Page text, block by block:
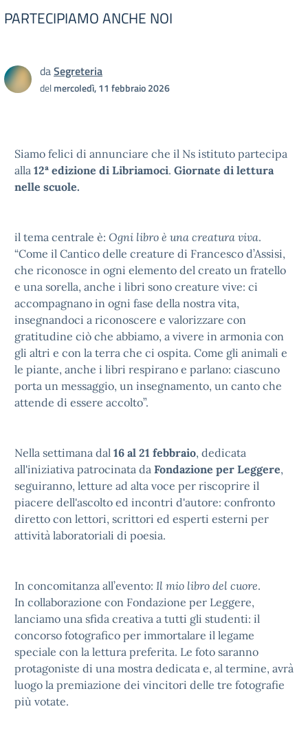
PARTECIPIAMO ANCHE NOI
daSegreteria
delmercoledì, 11 febbraio 2026
Siamo felici di annunciare che il Ns istituto partecipa
alla 12ª edizione di Libriamoci. Giornate di lettura
nelle scuole.
il tema centrale è: Ogni libro è una creatura viva.
“Come il Cantico delle creature di Francesco d’Assisi,
che riconosce in ogni elemento del creato un fratello
e una sorella, anche i libri sono creature vive: ci
accompagnano in ogni fase della nostra vita,
insegnandoci a riconoscere e valorizzare con
gratitudine ciò che abbiamo, a vivere in armonia con
gli altri e con la terra che ci ospita. Come gli animali e
le piante, anche i libri respirano e parlano: ciascuno
porta un messaggio, un insegnamento, un canto che
attende di essere accolto”.
Nella settimana dal 16 al 21 febbraio, dedicata
all'iniziativa patrocinata da Fondazione per Leggere,
seguiranno, letture ad alta voce per riscoprire il
piacere dell'ascolto ed incontri d'autore: confronto
diretto con lettori, scrittori ed esperti esterni per
attività laboratoriali di poesia.
In concomitanza all’evento: Il mio libro del cuore.
In collaborazione con Fondazione per Leggere,
lanciamo una sfida creativa a tutti gli studenti: il
concorso fotografico per immortalare il legame
speciale con la lettura preferita. Le foto saranno
protagoniste di una mostra dedicata e, al termine, avrà
luogo la premiazione dei vincitori delle tre fotografie
più votate.